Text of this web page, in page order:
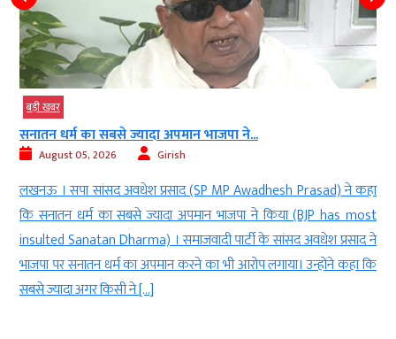
बड़ी खबर
सनातन धर्म का सबसे ज्यादा अपमान भाजपा ने...
August 05, 2026 Girish
लखनऊ । सपा सांसद अवधेश प्रसाद (SP MP Awadhesh Prasad) ने कहा
कि सनातन धर्म का सबसे ज्यादा अपमान भाजपा ने किया (BJP has most
insulted Sanatan Dharma) । समाजवादी पार्टी के सांसद अवधेश प्रसाद ने
भाजपा पर सनातन धर्म का अपमान करने का भी आरोप लगाया। उन्होंने कहा कि
सबसे ज्यादा अगर किसी ने […]